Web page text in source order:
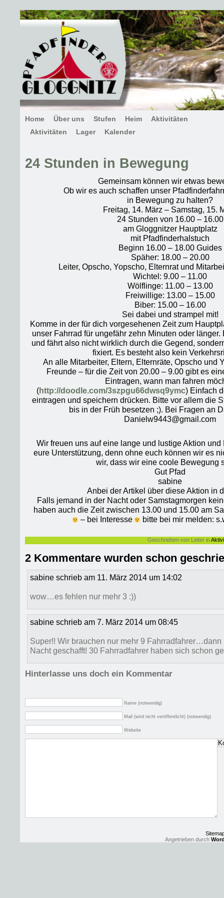
Home Über uns Stufen Heim
Aktivitäten
Aktivitäten
Lager Kalender
24 Stunden in Bewegung
Gemeinsam können wir etwas
Ob wir es auch schaffen unser
in Bewegung zu halten?
Freitag, 14. März – Samstag, 15.
24 Stunden von 16.00 – 16.00
am Gloggnitzer Hauptplatz
mit Pfadfinderhalstuch
Beginn 16.00 – 18.00 Guides
Späher: 18.00 – 20.00
Leiter, Opscho, Yopscho, Elternrat und
Wichtel: 9.00 – 11.00
Wölflinge: 11.00 – 13.00
Freiwillige: 13.00 – 15.00
Biber: 15.00 – 16.00
Sei dabei und strampel mit!
Komme in der für dich vorgesehenen Zeit zum
unser Fahrrad für ungefähr zehn Minuten oder länger.
und fährt also nicht wirklich durch die Gegend,
fixiert. Es besteht also kein
An alle Mitarbeiter, Eltern, Elternräte, Opscho und
Freunde – für die Zeit von 20.00 – 9.00 gibt es
Eintragen, wann man fahren
(http://doodle.com/3szpgu66dwsq9ymc) Einfach
eintragen und speichern drücken. Bitte vor allem die
bis in der Früh besetzen ;). Bei Fragen an
Danielw9443@gmail.com
Wir freuen uns auf eine lange und lustige Aktion und
eure Unterstützung, denn ohne euch können wir es
wir, dass wir eine coole Bewegung
Gut Pfad
sabine
Anbei der Artikel über diese Aktion in
Falls jemand in der Nacht oder Samstagmorgen
haben auch die Zeit zwischen 13.00 und 15.00 am
– bei Interesse
bitte bei mir melden:
Geschrieben von Leiter in
2 Kommentare wurden schon
sabine schrieb am 11. März 2014 um 14:02
wow…es fehlen nur mehr 3 :))
sabine schrieb am 7. März 2014 um 08:45
Super!! Wir brauchen nur mehr 9
Nacht geschafft! 30 Fahrradfahrer haben sich schon
Hinterlasse uns doch ein Kommentar
Name (notwendig)
Mail (wird nicht veröffentlicht) (notwendig)
Website
Angetrieben durch